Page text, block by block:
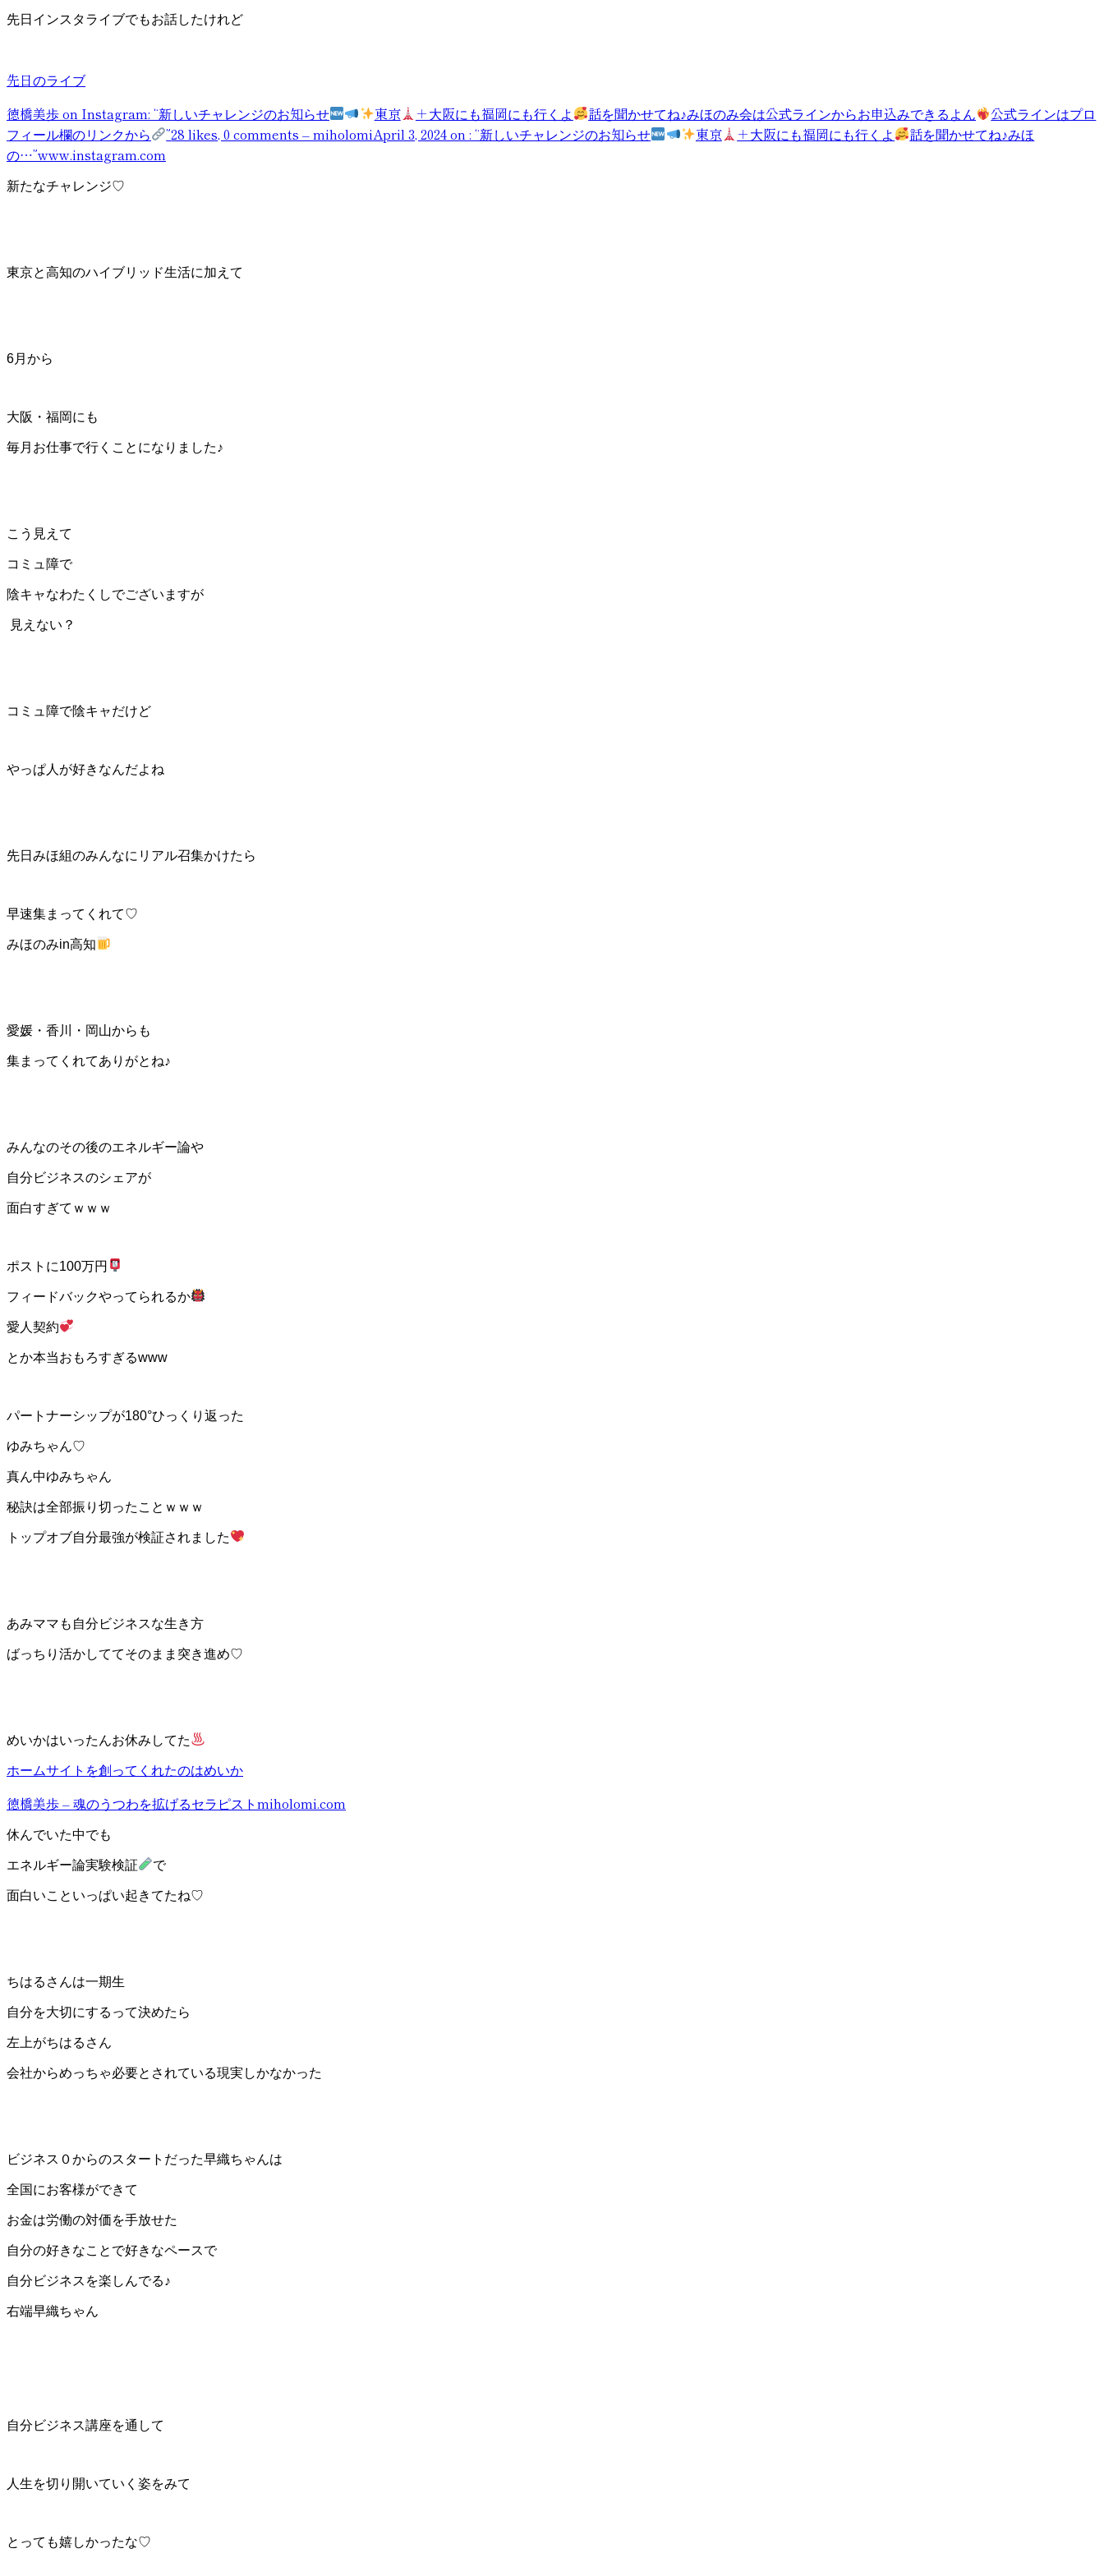
先日インスタライブでもお話したけれど
先日のライブ
徳橋美歩 on Instagram: “新しいチャレンジのお知らせ 東京 ＋大阪にも福岡にも行くよ 話を聞かせてね♪みほのみ会は公式ラインからお申込みできるよん
公式ラインはプロ
フィール欄のリンクから
”28 likes, 0 comments – miholomiApril 3, 2024 on : “新しいチャレンジのお知らせ 東京 ＋大阪にも福岡にも行くよ
話を聞かせてね♪みほ
の…”www.instagram.com
新たなチャレンジ♡
東京と高知のハイブリッド生活に加えて
6月から
大阪・福岡にも
毎月お仕事で行くことになりました♪
こう見えて
コミュ障で
陰キャなわたくしでございますが
見えない？
コミュ障で陰キャだけど
やっぱ人が好きなんだよね
先日みほ組のみんなにリアル召集かけたら
早速集まってくれて♡
みほのみin高知
愛媛・香川・岡山からも
集まってくれてありがとね♪
みんなのその後のエネルギー論や
自分ビジネスのシェアが
面白すぎてｗｗｗ
ポストに100万円
フィードバックやってられるか
愛人契約
とか本当おもろすぎるwww
パートナーシップが180°ひっくり返った
ゆみちゃん♡
真ん中ゆみちゃん
秘訣は全部振り切ったことｗｗｗ
トップオブ自分最強が検証されました
あみママも自分ビジネスな生き方
ばっちり活かしててそのまま突き進め♡
めいかはいったんお休みしてた
ホームサイトを創ってくれたのはめいか
徳橋美歩 – 魂のうつわを拡げるセラピスト miholomi.com
休んでいた中でも
エネルギー論実験検証 で
面白いこといっぱい起きてたね♡
ちはるさんは一期生
自分を大切にするって決めたら
左上がちはるさん
会社からめっちゃ必要とされている現実しかなかった
ビジネス０からのスタートだった早織ちゃんは
全国にお客様ができて
お金は労働の対価を手放せた
自分の好きなことで好きなペースで
自分ビジネスを楽しんでる♪
右端早織ちゃん
自分ビジネス講座を通して
人生を切り開いていく姿をみて
とっても嬉しかったな♡